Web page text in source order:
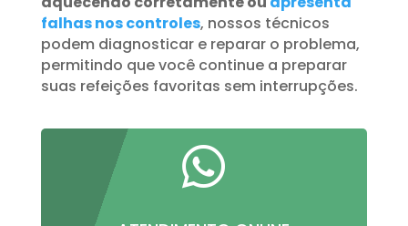
falhas nos controles, nossos técnicos
podem diagnosticar e reparar o problema,
permitindo que você continue a preparar
suas refeições favoritas sem interrupções.
